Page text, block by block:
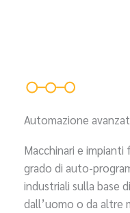
Automazione
Macchinari e
grado di auto-
industriali sulla base
dall’uomo o da altre